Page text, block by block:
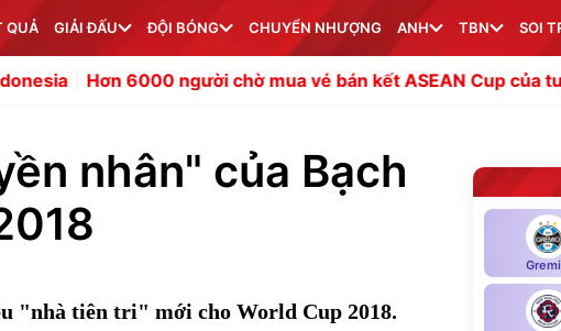
QUẢ GIẢI ĐẤU ĐỘI BÓNG CHUYỂN NHƯỢNG ANH TBN SOI
6000 người chờ mua vé bán kết ASEAN Cup của tuyển Việt Nam
nhân" của Bạch
"nhà tiên tri" mới cho World Cup 2018.